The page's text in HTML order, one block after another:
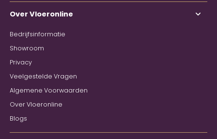
Over Vloeronline
Bedrijfsinformatie
Showroom
Privacy
Veelgestelde Vragen
Algemene Voorwaarden
Over Vloeronline
Blogs